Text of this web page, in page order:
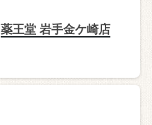
薬王堂 岩手金ケ崎店